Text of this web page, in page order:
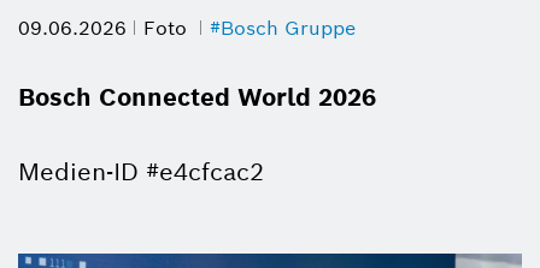
09.06.2026 Foto #Bosch Gruppe
Bosch Connected World 2026
Medien-ID #e4cfcac2